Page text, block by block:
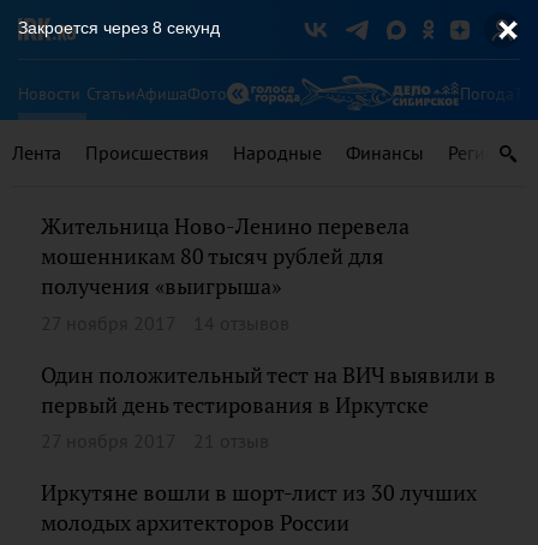
Новости СтатьиАфишаФото Погода
Лента Происшествия Народные Финансы Регионы
Жительница Ново-Ленино перевела
мошенникам 80 тысяч рублей для
получения «выигрыша»
Один положительный тест на ВИЧ выявили в
первый день тестирования в Иркутске
Иркутяне вошли в шорт-лист из 30 лучших
молодых архитекторов России
Закроется через 8 секунд